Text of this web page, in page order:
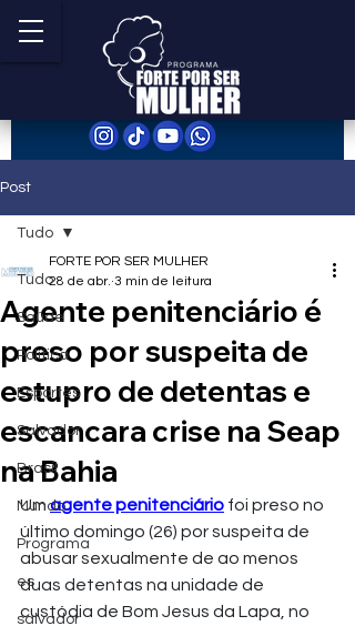
Post
Tudo
Saúde
Política
Esportes
Salvador
Brasil
Mundo
Programa
es
salvador
Tudo
Agente penitenciário é
preso por suspeita de
estupro de detentas e
escancara crise na Seap
na Bahia
FORTE POR SER MULHER
28 de abr. 3 min de leitura
Um agente penitenciário foi preso no
último domingo (26) por suspeita de
abusar sexualmente de ao menos
duas detentas na unidade de
custódia de Bom Jesus da Lapa, no